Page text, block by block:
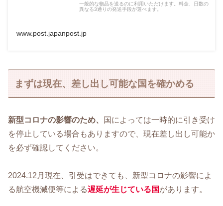
一般的な物品を送るのに利用いただけます。料金、日数の
異なる3通りの発送手段が選べます。
www.post.japanpost.jp
まずは現在、差し出し可能な国を確かめる
新型コロナの影響のため、
国によっては一時的に引き受け
を停止している場合もありますので、現在差し出し可能か
を必ず確認してください。
2024.12月現在、引受はできても、新型コロナの影響によ
る航空機減便等による遅延が生じている国があります。